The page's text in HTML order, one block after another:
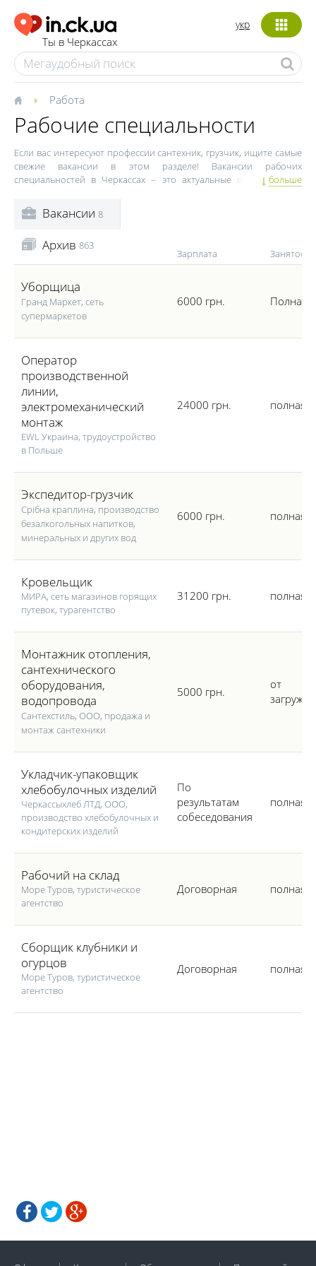
Ты в Черкассах
укр
Работа
Рабочие специальности
Если вас интересуют профессии сантехник, грузчик, ищите самые
свежие вакансии в этом разделе! Вакансии рабочих
специальностей в Черкассах – это актуальные объявления, в
работы или уровню образования. Это существенно расширяет
базу потенциальных претендентов на закрытие той или иной
претендентам выставляются более строгие требования в
зависимости от отрасли производства. Для некоторых вакансий
можете отсортировать открытые рабочие вакансии по уровню
заработной платы и виду занятости, отобрав наиболее
интересные подходящие предложения.
больше
Вакансии 8
Архив 863
Зарплата Занятость
Уборщица
Гранд Маркет, сеть
супермаркетов
6000 грн. Полная
Оператор
производственной
линии,
электромеханический
монтаж
EWL Украина, трудоустройство
в Польше
24000 грн. полная
Экспедитор-грузчик
Срібна краплина, производство
безалкогольных напитков,
минеральных и других вод
6000 грн. полная
Кровельщик
МИРА, сеть магазинов горящих
путевок, турагентство
31200 грн. полная
Монтажник отопления,
сантехнического
оборудования,
водопровода
Сантехстиль, ООО, продажа и
монтаж сантехники
5000 грн.
от
Укладчик-упаковщик
хлебобулочных изделий
Черкассыхлеб ЛТД, ООО,
производство хлебобулочных и
кондитерских изделий
По
результатам
собеседования
полная
Рабочий на склад
Море Туров, туристическое
агентство
Договорная полная
Сборщик клубники и
огурцов
Море Туров, туристическое
агентство
Договорная полная